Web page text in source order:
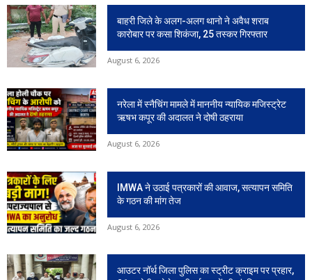
बाहरी जिले के अलग-अलग थानो ने अवैध शराब
कारोबार पर कसा शिकंजा, 25 तस्कर गिरफ्तार
August 6, 2026
नरेला में स्नैचिंग मामले में माननीय न्यायिक मजिस्ट्रेट
ऋषभ कपूर की अदालत ने दोषी ठहराया
August 6, 2026
IMWA ने उठाई पत्रकारों की आवाज, सत्यापन समिति
के गठन की मांग तेज
August 6, 2026
आउटर नॉर्थ जिला पुलिस का स्ट्रीट क्राइम पर प्रहार,